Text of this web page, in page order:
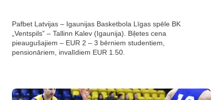
Pafbet Latvijas – Igaunijas Basketbola Līgas spēle BK
„Ventspils” – Tallinn Kalev (Igaunija). Biļetes cena
pieaugušajiem – EUR 2 – 3 bērniem studentiem,
pensionāriem, invalīdiem EUR 1.50.